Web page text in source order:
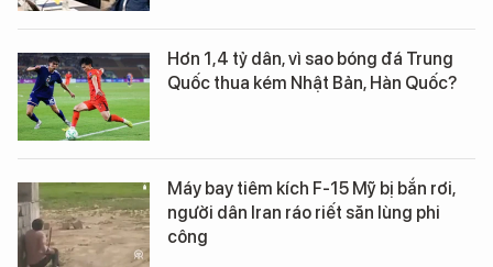
Hơn 1,4 tỷ dân, vì sao bóng đá Trung
Quốc thua kém Nhật Bản, Hàn Quốc?
Máy bay tiêm kích F-15 Mỹ bị bắn rơi,
người dân Iran ráo riết săn lùng phi
công